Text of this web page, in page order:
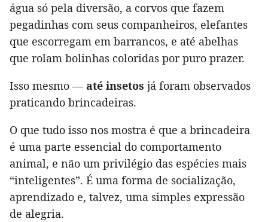
água só pela diversão, a corvos que fazem
pegadinhas com seus companheiros, elefantes
que escorregam em barrancos, e até abelhas
que rolam bolinhas coloridas por puro prazer.
Isso mesmo — até insetos já foram observados
praticando brincadeiras.
O que tudo isso nos mostra é que a brincadeira
é uma parte essencial do comportamento
animal, e não um privilégio das espécies mais
“inteligentes”. É uma forma de socialização,
aprendizado e, talvez, uma simples expressão
de alegria.